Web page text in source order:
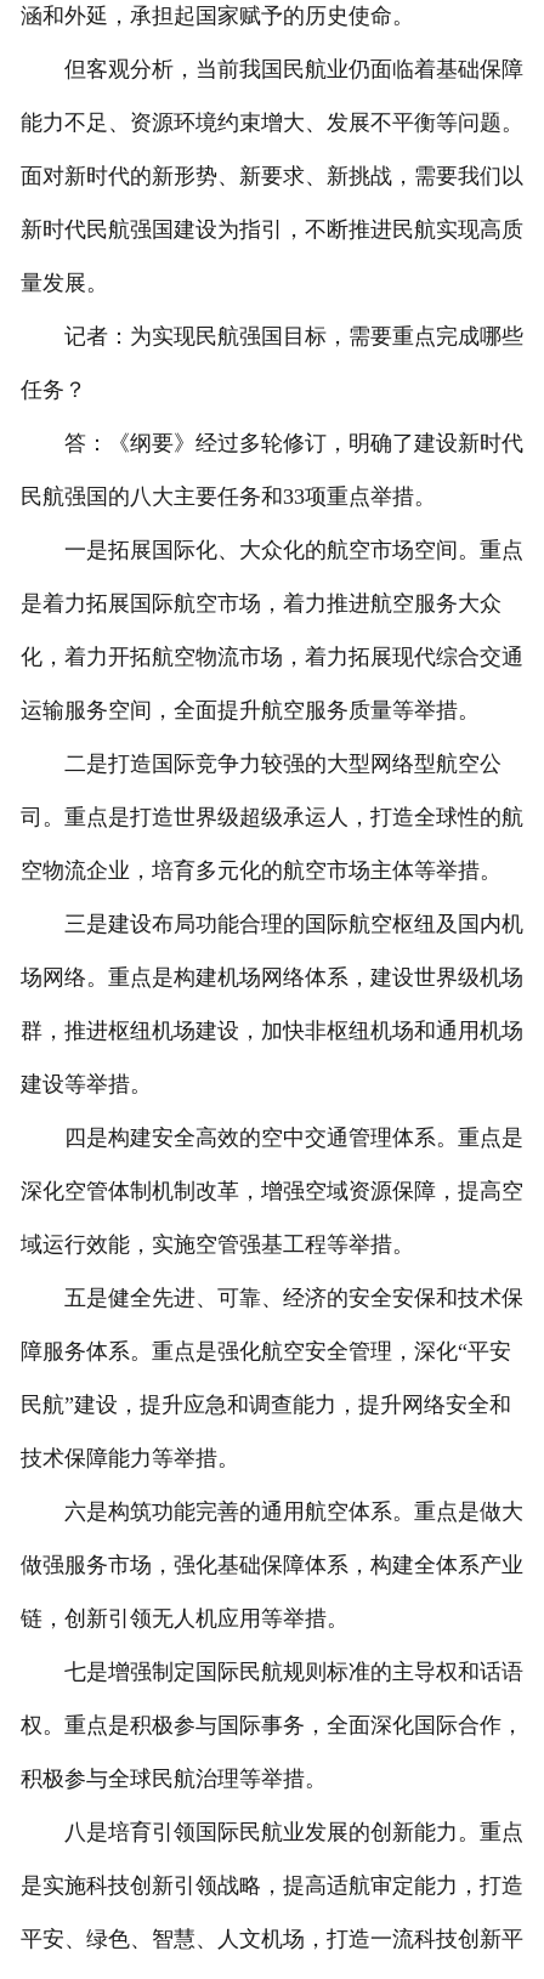
涵和外延，承担起国家赋予的历史使命。
但客观分析，当前我国民航业仍面临着基础保障
能力不足、资源环境约束增大、发展不平衡等问题。
面对新时代的新形势、新要求、新挑战，需要我们以
新时代民航强国建设为指引，不断推进民航实现高质
量发展。
记者：为实现民航强国目标，需要重点完成哪些
任务？
答：《纲要》经过多轮修订，明确了建设新时代
民航强国的八大主要任务和33项重点举措。
一是拓展国际化、大众化的航空市场空间。重点
是着力拓展国际航空市场，着力推进航空服务大众
化，着力开拓航空物流市场，着力拓展现代综合交通
运输服务空间，全面提升航空服务质量等举措。
二是打造国际竞争力较强的大型网络型航空公
司。重点是打造世界级超级承运人，打造全球性的航
空物流企业，培育多元化的航空市场主体等举措。
三是建设布局功能合理的国际航空枢纽及国内机
场网络。重点是构建机场网络体系，建设世界级机场
群，推进枢纽机场建设，加快非枢纽机场和通用机场
建设等举措。
四是构建安全高效的空中交通管理体系。重点是
深化空管体制机制改革，增强空域资源保障，提高空
域运行效能，实施空管强基工程等举措。
五是健全先进、可靠、经济的安全安保和技术保
障服务体系。重点是强化航空安全管理，深化“平安
民航”建设，提升应急和调查能力，提升网络安全和
技术保障能力等举措。
六是构筑功能完善的通用航空体系。重点是做大
做强服务市场，强化基础保障体系，构建全体系产业
链，创新引领无人机应用等举措。
七是增强制定国际民航规则标准的主导权和话语
权。重点是积极参与国际事务，全面深化国际合作，
积极参与全球民航治理等举措。
八是培育引领国际民航业发展的创新能力。重点
是实施科技创新引领战略，提高适航审定能力，打造
平安、绿色、智慧、人文机场，打造一流科技创新平